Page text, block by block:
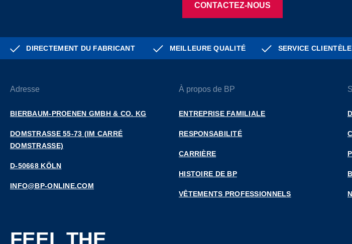
CONTACTEZ-NOUS
DIRECTEMENT DU FABRICANT MEILLEURE QUALITÉ SERVICE
Adresse
BIERBAUM-PROENEN GMBH & CO. KG
DOMSTRASSE 55-73 (IM CARRÉ D
OMSTRASSE)
D-50668 KÖLN
INFO@BP-ONLINE.COM
À propos de BP
ENTREPRISE FAMILIALE
RESPONSABILITÉ
CARRIÈRE
HISTOIRE DE BP
VÊTEMENTS PROFESSIONNELS
FEEL THE